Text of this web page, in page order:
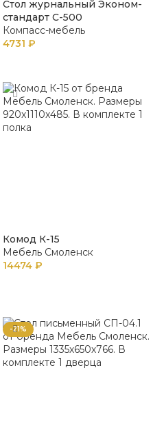
Стол журнальный Эконом-
стандарт С-500
Компасс-мебель
4731 ₽
Комод К-15
Мебель Смоленск
14474 ₽
-21%